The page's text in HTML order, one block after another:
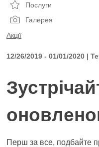
Послуги
Галерея
Акції
12/26/2019 - 01/01/2020 |
Перш за все, подбайте